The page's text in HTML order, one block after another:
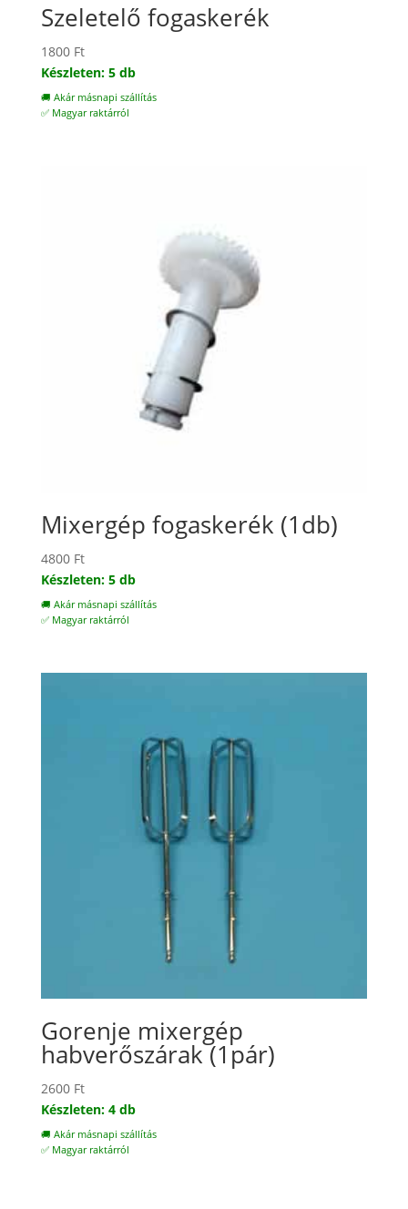
Szeletelő fogaskerék
1800 Ft
Készleten: 5 db
🚚 Akár másnapi szállítás
✅ Magyar raktárról
Mixergép fogaskerék (1db)
4800 Ft
Készleten: 5 db
🚚 Akár másnapi szállítás
✅ Magyar raktárról
Gorenje mixergép
habverőszárak (1pár)
2600 Ft
Készleten: 4 db
🚚 Akár másnapi szállítás
✅ Magyar raktárról